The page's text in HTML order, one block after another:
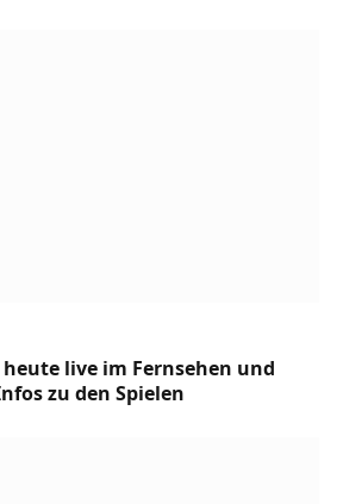
live im Fernsehen und
zu den Spielen